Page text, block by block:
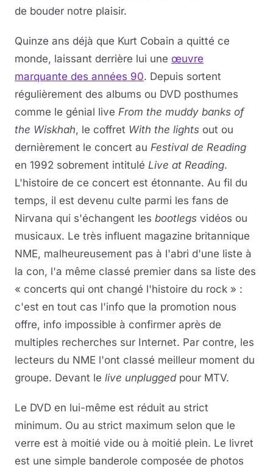
de bouder notre plaisir.
Quinze ans déjà que Kurt Cobain a quitté ce
monde, laissant derrière lui une œuvre
marquante des années 90. Depuis sortent
régulièrement des albums ou DVD posthumes
comme le génial live From the muddy banks of
the Wiskhah, le coffret With the lights out ou
dernièrement le concert au Festival de Reading
en 1992 sobrement intitulé Live at Reading.
L'histoire de ce concert est étonnante. Au fil du
temps, il est devenu culte parmi les fans de
Nirvana qui s'échangent les bootlegs vidéos ou
musicaux. Le très influent magazine britannique
NME, malheureusement pas à l'abri d'une liste à
la con, l'a même classé premier dans sa liste des
« concerts qui ont changé l'histoire du rock » :
c'est en tout cas l'info que la promotion nous
offre, info impossible à confirmer après de
multiples recherches sur Internet. Par contre, les
lecteurs du NME l'ont classé meilleur moment du
groupe. Devant le live unpluggedpour MTV.
Le DVD en lui-même est réduit au strict
minimum. Ou au strict maximum selon que le
verre est à moitié vide ou à moitié plein. Le livret
est une simple banderole composée de photos